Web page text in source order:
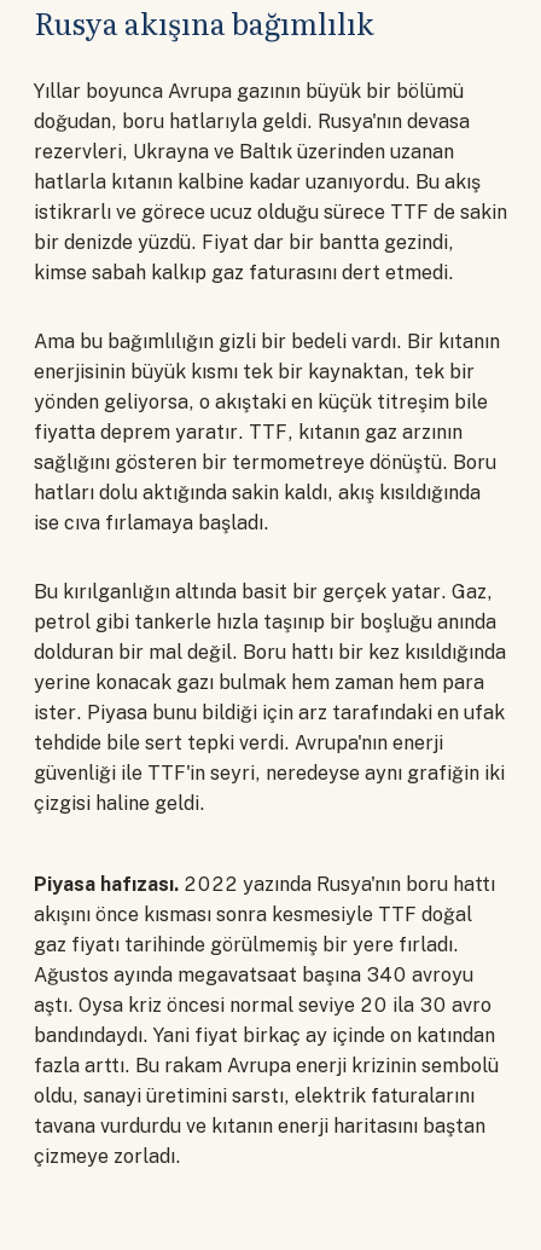
Rusya akışına bağımlılık
Yıllar boyunca Avrupa gazının büyük bir bölümü
doğudan, boru hatlarıyla geldi. Rusya'nın devasa
rezervleri, Ukrayna ve Baltık üzerinden uzanan
hatlarla kıtanın kalbine kadar uzanıyordu. Bu akış
istikrarlı ve görece ucuz olduğu sürece TTF de sakin
bir denizde yüzdü. Fiyat dar bir bantta gezindi,
kimse sabah kalkıp gaz faturasını dert etmedi.
Ama bu bağımlılığın gizli bir bedeli vardı. Bir kıtanın
enerjisinin büyük kısmı tek bir kaynaktan, tek bir
yönden geliyorsa, o akıştaki en küçük titreşim bile
fiyatta deprem yaratır. TTF, kıtanın gaz arzının
sağlığını gösteren bir termometreye dönüştü. Boru
hatları dolu aktığında sakin kaldı, akış kısıldığında
ise cıva fırlamaya başladı.
Bu kırılganlığın altında basit bir gerçek yatar. Gaz,
petrol gibi tankerle hızla taşınıp bir boşluğu anında
dolduran bir mal değil. Boru hattı bir kez kısıldığında
yerine konacak gazı bulmak hem zaman hem para
ister. Piyasa bunu bildiği için arz tarafındaki en ufak
tehdide bile sert tepki verdi. Avrupa'nın enerji
güvenliği ile TTF'in seyri, neredeyse aynı grafiğin iki
çizgisi haline geldi.
Piyasa hafızası. 2022 yazında Rusya'nın boru hattı
akışını önce kısması sonra kesmesiyle TTF doğal
gaz fiyatı tarihinde görülmemiş bir yere fırladı.
Ağustos ayında megavatsaat başına 340 avroyu
aştı. Oysa kriz öncesi normal seviye 20 ila 30 avro
bandındaydı. Yani fiyat birkaç ay içinde on katından
fazla arttı. Bu rakam Avrupa enerji krizinin sembolü
oldu, sanayi üretimini sarstı, elektrik faturalarını
tavana vurdurdu ve kıtanın enerji haritasını baştan
çizmeye zorladı.